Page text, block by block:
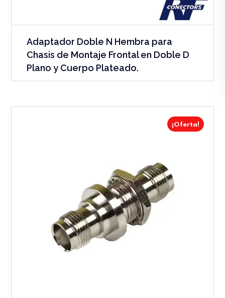
Adaptador Doble N Hembra para
Chasis de Montaje Frontal en Doble D
Plano y Cuerpo Plateado.
¡Oferta!